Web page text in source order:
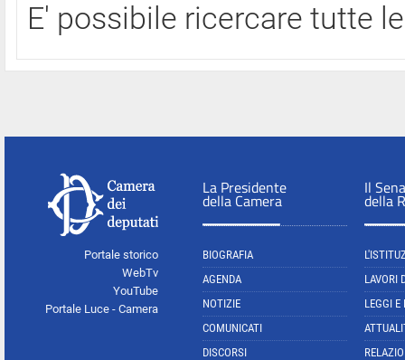
E' possibile ricercare tutte
Portale storico
WebTv
YouTube
Portale Luce - Camera
La Presidente
della Camera
BIOGRAFIA
AGENDA
NOTIZIE
COMUNICATI
DISCORSI
Il
della
LAVORI
LEGGI E